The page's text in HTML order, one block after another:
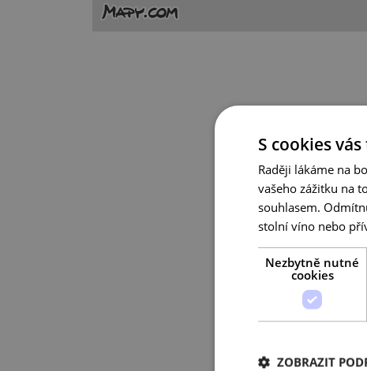
S cookies
Raději lákáme na
vašeho zážitku na
souhlasem.
stolní víno nebo
Nezbytně nutné
cookies
ZOBRAZIT